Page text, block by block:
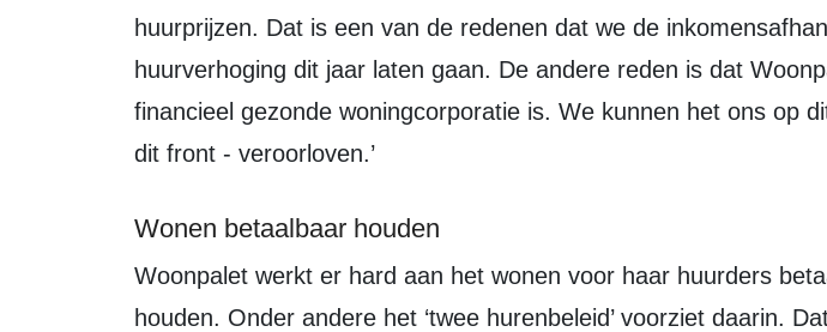
huurprijzen. Dat is een van de redenen dat we de
huurverhoging dit jaar laten gaan. De andere reden is dat
financieel gezonde woningcorporatie is. We kunnen het ons op
dit front - veroorloven.’
Wonen betaalbaar houden
Woonpalet werkt er hard aan het wonen voor haar huurders betaalbaar te
houden. Onder andere het ‘twee hurenbeleid’ voorziet daarin.